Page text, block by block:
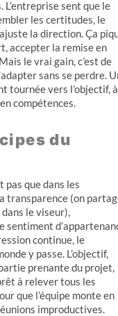
L’entreprise sent que le
les certitudes, le
la direction. Ça
accepter la remise en
le vrai gain, c’est de
sans se perdre.
tournée vers l’objectif, à
compétences.
du
pas que dans les
transparence (on
le viseur),
sentiment
continue, le
y passe. L’objectif,
prenante du projet,
à relever tous les
que l’équipe monte en
improductives.